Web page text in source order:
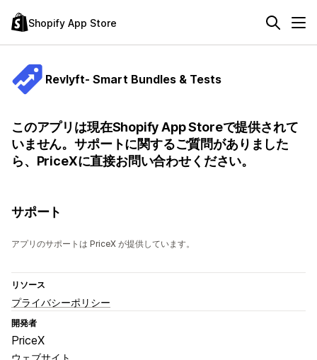
Shopify App Store
Revlyft- Smart Bundles & Tests
このアプリは現在Shopify App Storeで提供されて
いません。サポートに関するご質問がありました
ら、PriceXに直接お問い合わせください。
サポート
アプリのサポートは PriceX が提供しています。
リソース
プライバシーポリシー
開発者
PriceX
ウェブサイト